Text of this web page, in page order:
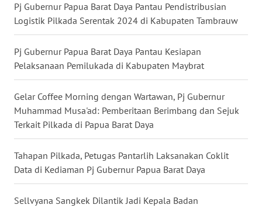
Pj Gubernur Papua Barat Daya Pantau Pendistribusian
Logistik Pilkada Serentak 2024 di Kabupaten Tambrauw
Pj Gubernur Papua Barat Daya Pantau Kesiapan
Pelaksanaan Pemilukada di Kabupaten Maybrat
Gelar Coffee Morning dengan Wartawan, Pj Gubernur
Muhammad Musa'ad: Pemberitaan Berimbang dan Sejuk
Terkait Pilkada di Papua Barat Daya
Tahapan Pilkada, Petugas Pantarlih Laksanakan Coklit
Data di Kediaman Pj Gubernur Papua Barat Daya
Sellvyana Sangkek Dilantik Jadi Kepala Badan
JATENG
NUSANTARA
JOGJA
WN
JATIM
WN
BALI